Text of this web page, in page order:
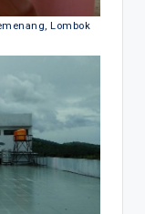
Lombok